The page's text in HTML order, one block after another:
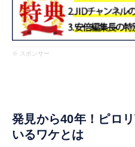
※ スポンサー
発見から40年！ピロ
いるワケとは